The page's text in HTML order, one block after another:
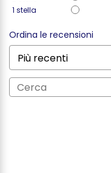
1 stella
Ordina le recensioni